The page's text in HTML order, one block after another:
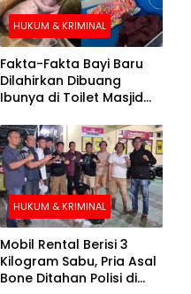
HUKUM & KRIMINAL
Fakta-Fakta Bayi Baru
Dilahirkan Dibuang
Ibunya di Toilet Masjid
HUKUM & KRIMINAL
Mobil Rental Berisi 3
Kilogram Sabu, Pria Asal
Bone Ditahan Polisi di